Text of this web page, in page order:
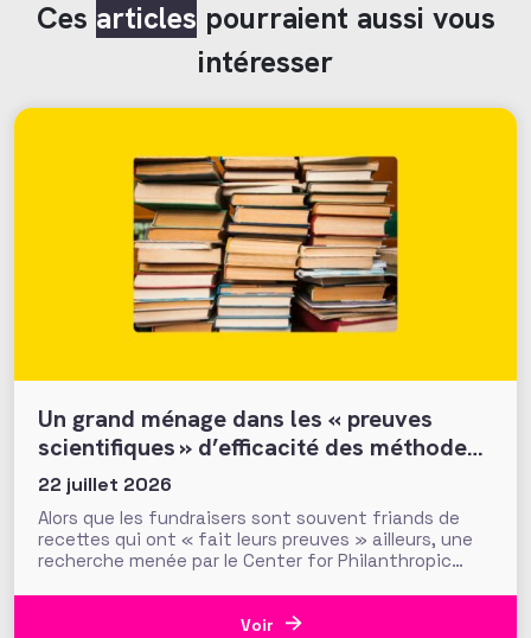
Ces articles pourraient aussi vous
intéresser
Un grand ménage dans les « preuves
scientifiques » d’efficacité des méthodes
et tactiques de collecte…
22 juillet 2026
Alors que les fundraisers sont souvent friands de
recettes qui ont « fait leurs preuves » ailleurs, une
recherche menée par le Center for Philanthropic
question cruciale : la recherche académique sur la
générosité apporte-t-elle des preuves solides pour
Voir